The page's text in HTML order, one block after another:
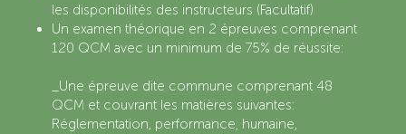
les disponibilités des instructeurs (Facultatif)
Un examen théorique en 2 épreuves comprenant
120 QCM avec un minimum de 75% de réussite:
_Une épreuve dite commune comprenant 48
QCM et couvrant les matières suivantes:
Réglementation, performance, humaine,